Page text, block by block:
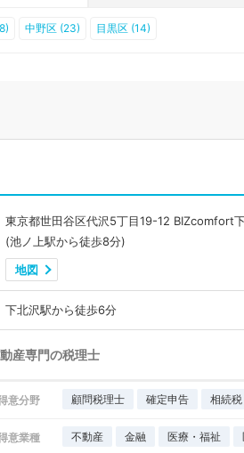
中野区 (23) 目黒区 (14)
東京都世田谷区代沢5丁目19-12 BIZcomfort
(池ノ上駅から徒歩8分)
地図
下北沢駅から徒歩6分
産専門の税理士
意分野 顧問税理士 確定申告 相続税
意業種 不動産 金融 医療・福祉